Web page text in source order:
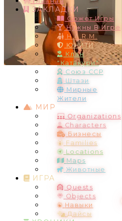
ЗАКЛАДКИ
Сюжет Игры
Нужны В Игре
H.A.R.M.
ЮНИТИ
Клан
"Катакури"
Союз ССР
Штази
Мирные
Жители
МИР
Organizations
Characters
Бизнесы
Families
Locations
Maps
Животные
ИГРА
Quests
Objects
Навыки
Дайсы